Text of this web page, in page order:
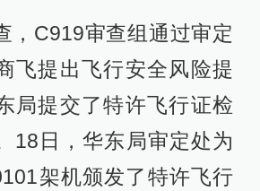
，C919审查组通过审定
飞提出飞行安全风险提
局提交了特许飞行证检
18日，华东局审定处为
架机颁发了特许飞行